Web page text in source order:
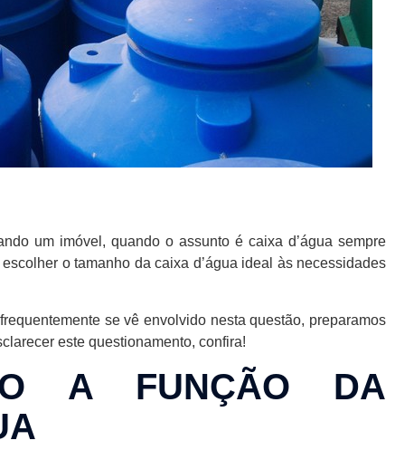
um imóvel, quando o assunto é caixa d’água sempre
o tamanho da caixa d’água ideal às necessidades
se vê envolvido nesta questão, preparamos
este questionamento, confira!
A FUNÇÃO DA